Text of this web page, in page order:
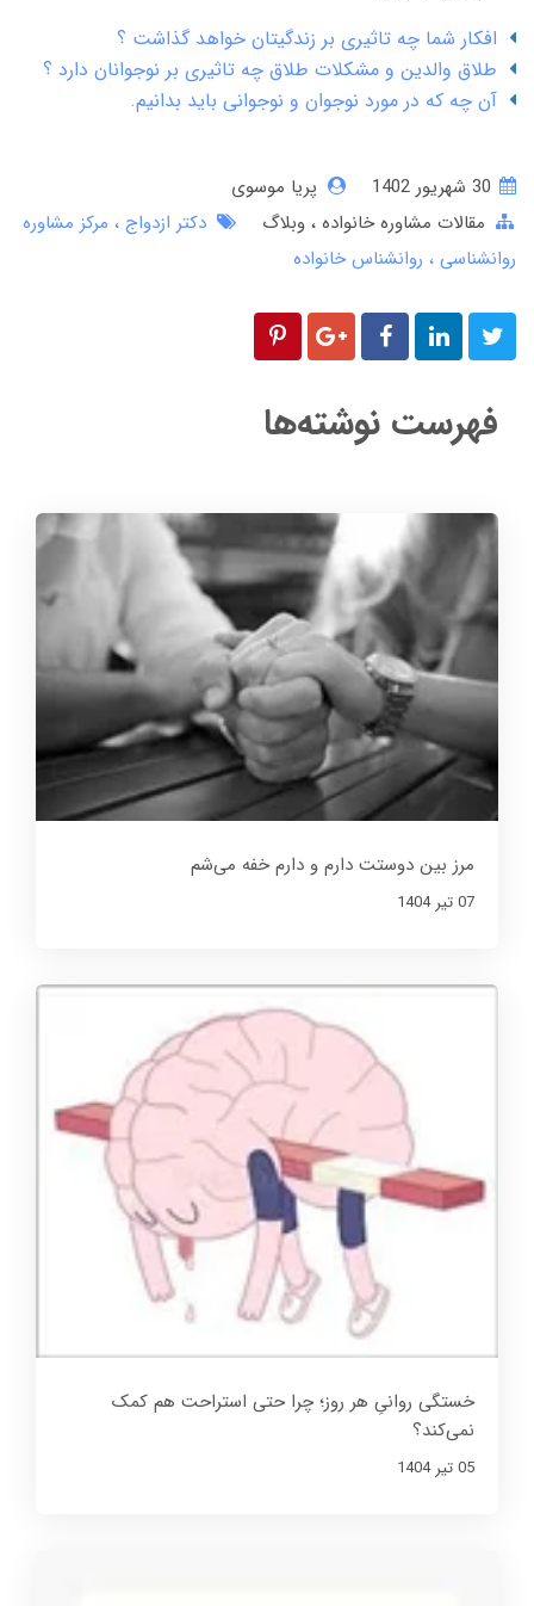
افکار شما چه تاثیری بر زندگیتان خواهد گذاشت ؟
طلاق والدین و مشکلات طلاق چه تاثیری بر نوجوانان دارد ؟
آن چه که در مورد نوجوان و نوجوانی باید بدانیم.
پریا موسوی
مقالات مشاوره خانواده وبلاگ دکتر ازدواج
مرکز مشاوره
روانشناسی
روانشناس خانواده
فهرست نوشته‌ها
مرز بین دوستت دارم و دارم خفه می‌شم
07 تير 1404
خستگی روانیِ هر روز؛ چرا حتی استراحت هم کمک
نمی‌کند؟
05 تير 1404